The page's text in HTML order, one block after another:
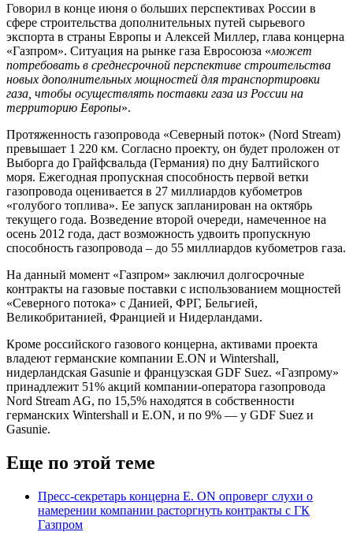
Говорил в конце июня о больших перспективах России в
сфере строительства дополнительных путей сырьевого
экспорта в страны Европы и Алексей Миллер, глава концерна
«Газпром». Ситуация на рынке газа Евросоюза «может
потребовать в среднесрочной перспективе строительства
новых дополнительных мощностей для транспортировки
газа, чтобы осуществлять поставки газа из России на
территорию Европы».
Протяженность газопровода «Северный поток» (Nord Stream)
превышает 1 220 км. Согласно проекту, он будет проложен от
Выборга до Грайфсвальда (Германия) по дну Балтийского
моря. Ежегодная пропускная способность первой ветки
газопровода оценивается в 27 миллиардов кубометров
«голубого топлива». Ее запуск запланирован на октябрь
текущего года. Возведение второй очереди, намеченное на
осень 2012 года, даст возможность удвоить пропускную
способность газопровода – до 55 миллиардов кубометров газа.
На данный момент «Газпром» заключил долгосрочные
контракты на газовые поставки с использованием мощностей
«Северного потока» с Данией, ФРГ, Бельгией,
Великобританией, Францией и Нидерландами.
Кроме российского газового концерна, активами проекта
владеют германские компании E.ON и Wintershall,
нидерландская Gasunie и французская GDF Suez. «Газпрому»
принадлежит 51% акций компании-оператора газопровода
Nord Stream AG, по 15,5% находятся в собственности
германских Wintershall и E.ON, и по 9% — у GDF Suez и
Gasunie.
Еще по этой теме
Пресс-секретарь концерна E. ON опроверг слухи о
намерении компании расторгнуть контракты с ГК
Газпром